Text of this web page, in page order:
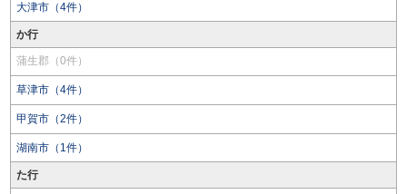
大津市（4件）
か行
蒲生郡（0件）
草津市（4件）
甲賀市（2件）
湖南市（1件）
た行